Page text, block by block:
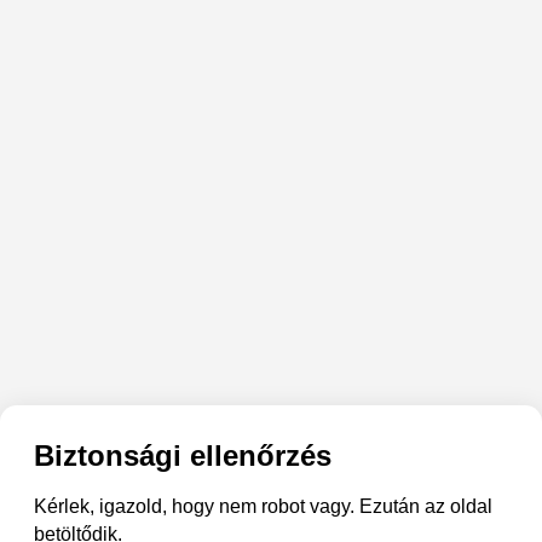
Biztonsági ellenőrzés
Kérlek, igazold, hogy nem robot vagy. Ezután az oldal
betöltődik.